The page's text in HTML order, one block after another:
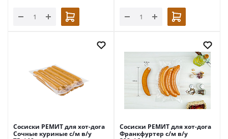
Сосиски РЕМИТ для хот-дога
Сочные куриные с/м в/у
Сосиски РЕМИТ для хот-дога
Франкфуртер с/м в/у